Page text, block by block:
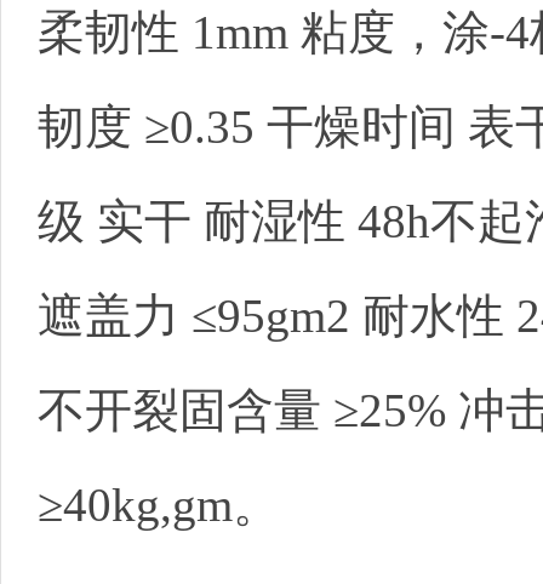
柔韧性 1mm 粘度，涂-4
韧度 ≥0.35 干燥时间 表
级 实干 耐湿性 48h不起
遮盖力 ≤95gm2 耐水性
不开裂固含量 ≥25% 冲
≥40kg,gm。